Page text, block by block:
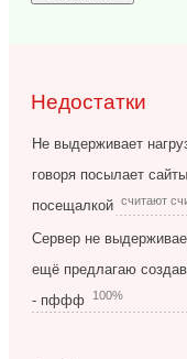
Недостатки
Не выдерживает
говоря посылает
посещалкой
считают
Сервер не
ещё предлагаю
- пффф
100%